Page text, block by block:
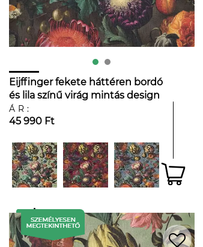
Eijffinger fekete háttéren bordó
és lila színű virág mintás design
tapéta
ÁR:
45 990 Ft